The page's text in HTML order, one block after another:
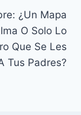
¿Un Mapa
O Solo Lo
Que Se Les
Tus Padres?